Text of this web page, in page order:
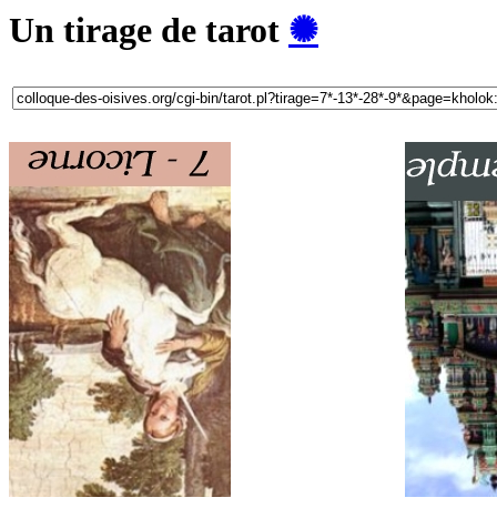
Un tirage de tarot ✺